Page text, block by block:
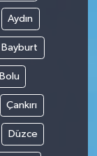
Aydın
Bayburt
Bolu
Çankırı
Düzce